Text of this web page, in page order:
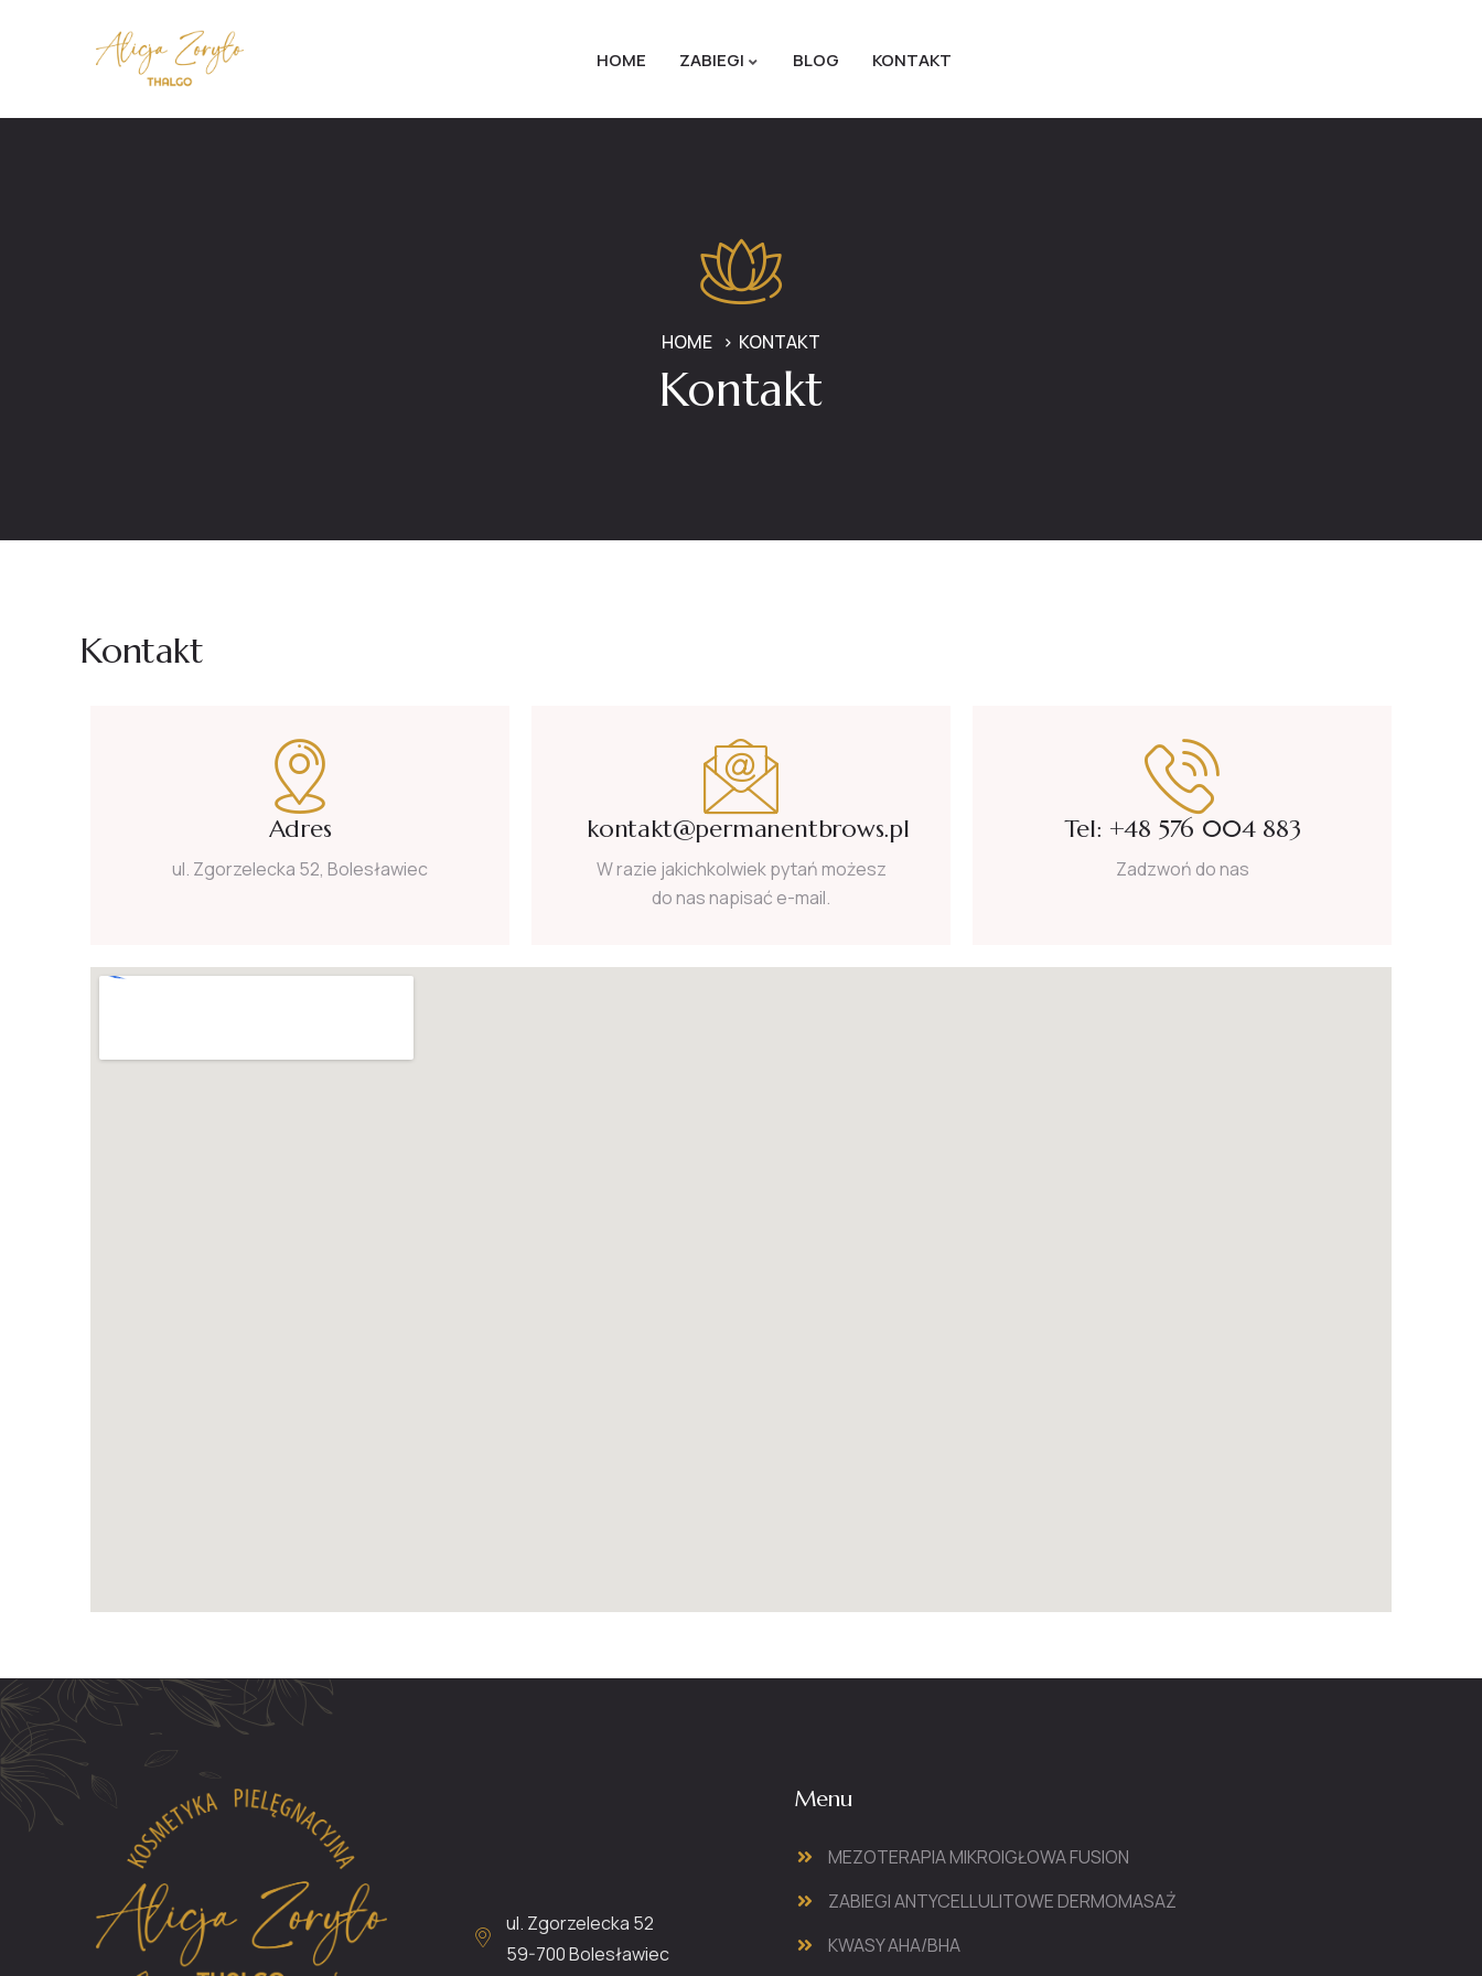
HOME ZABIEGI BLOG KONTAKT
HOME KONTAKT
Kontakt
Kontakt
Adres
ul. Zgorzelecka 52, Bolesławiec
kontakt@permanentbrows.pl
W razie jakichkolwiek pytań możesz
do nas napisać e-mail.
Tel: +48 576 004 883
Zadzwoń do nas
ul. Zgorzelecka 52
59-700 Bolesławiec
Menu
MEZOTERAPIA MIKROIGŁOWA FUSION
ZABIEGI ANTYCELLULITOWE DERMOMASAŻ
KWASY AHA/BHA